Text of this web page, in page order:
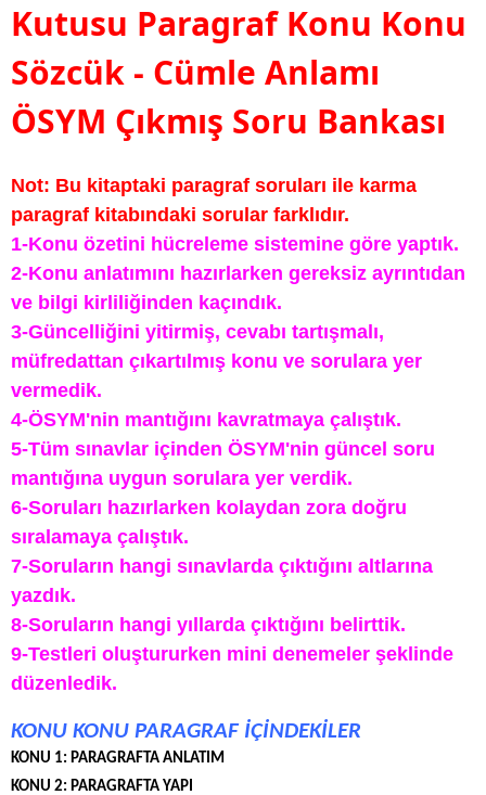
Kutusu Paragraf Konu Konu
Sözcük - Cümle Anlamı
ÖSYM Çıkmış Soru Bankası
Not: Bu kitaptaki paragraf soruları ile karma
paragraf kitabındaki sorular farklıdır.
1-Konu özetini hücreleme sistemine göre yaptık.
2-Konu anlatımını hazırlarken gereksiz ayrıntıdan
ve bilgi kirliliğinden kaçındık.
3-Güncelliğini yitirmiş, cevabı tartışmalı,
müfredattan çıkartılmış konu ve sorulara yer
vermedik.
4-ÖSYM'nin mantığını kavratmaya çalıştık.
5-Tüm sınavlar içinden ÖSYM'nin güncel soru
mantığına uygun sorulara yer verdik.
6-Soruları hazırlarken kolaydan zora doğru
sıralamaya çalıştık.
7-Soruların hangi sınavlarda çıktığını altlarına
yazdık.
8-Soruların hangi yıllarda çıktığını belirttik.
9-Testleri oluştururken mini denemeler şeklinde
düzenledik.
KONU KONU PARAGRAF İÇİNDEKİLER
KONU 1: PARAGRAFTA ANLATIM
KONU 2: PARAGRAFTA YAPI